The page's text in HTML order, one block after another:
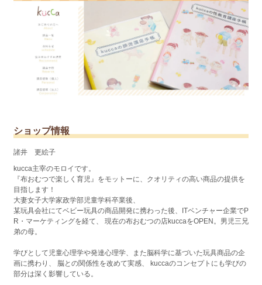
ショップ情報
諸井 更絵子
kucca主宰のモロイです。
『布おむつで楽しく育児』をモットーに、クオリティの高い商品の提供を
目指します！
大妻女子大学家政学部児童学科卒業後、
某玩具会社にてベビー玩具の商品開発に携わった後、ITベンチャー企業でP
R・マーケティングを経て、 現在の布おむつの店kuccaをOPEN。男児三兄
弟の母。
学びとして児童心理学や発達心理学、また脳科学に基づいた玩具商品の企
画に携わり、 脳との関係性を改めて実感、 kuccaのコンセプトにも学びの
部分は深く影響している。